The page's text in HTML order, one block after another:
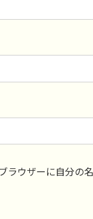
ラウザーに自分の